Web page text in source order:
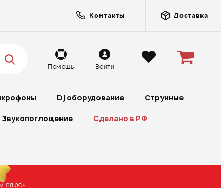
Контакты Доставка
Помощь Войти
Dj оборудование Струнные
Звукопоглощение Сделано в РФ